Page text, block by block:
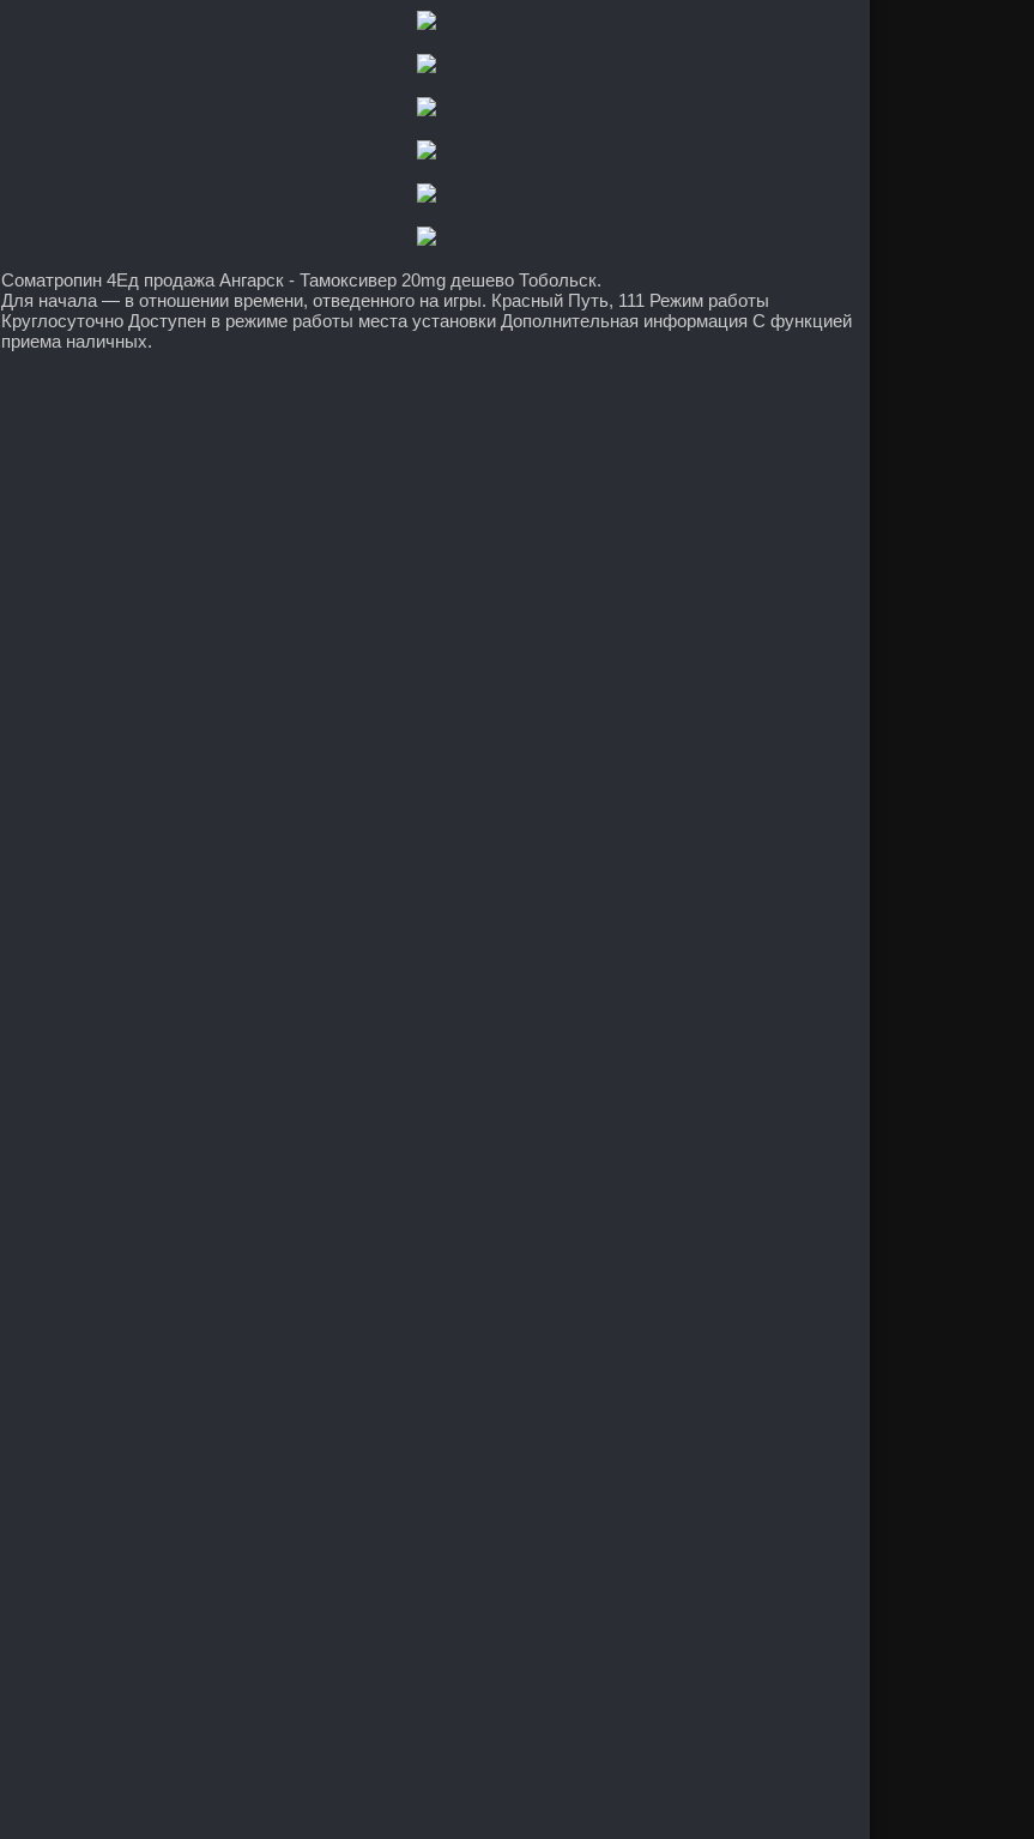
Cоматропин 4Ед продажа Ангарск - Тамоксивер 20mg дешево Тобольск.
Для начала — в отношении времени, отведенного на игры. Красный Путь, 111 Режим работы
Круглосуточно Доступен в режиме работы места установки Дополнительная информация С функцией
приема наличных.